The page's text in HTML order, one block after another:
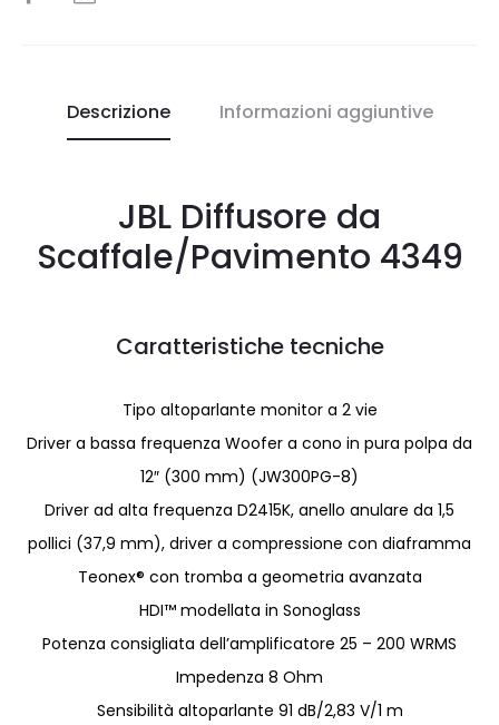
Descrizione Informazioni aggiuntive
JBL Diffusore da
Scaffale/Pavimento 4349
Caratteristiche tecniche
Tipo altoparlante monitor a 2 vie
Driver a bassa frequenza Woofer a cono in pura polpa da
12″ (300 mm) (JW300PG-8)
Driver ad alta frequenza D2415K, anello anulare da 1,5
pollici (37,9 mm), driver a compressione con diaframma
Teonex® con tromba a geometria avanzata
HDI™ modellata in Sonoglass
Potenza consigliata dell’amplificatore 25 – 200 WRMS
Impedenza 8 Ohm
Sensibilità altoparlante 91 dB/2,83 V/1 m